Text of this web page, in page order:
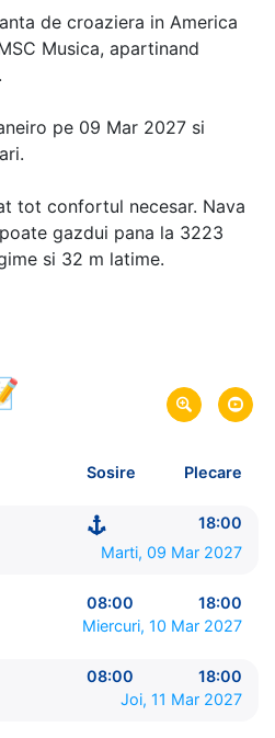
de croaziera in America
Musica, apartinand
pe 09 Mar 2027 si
tot confortul necesar. Nava
gazdui pana la 3223
si 32 m latime.
in
din Rio de Janeiro, Brazilia
Sosire Plecare
18:00
Marti, 09 Mar 2027
08:00
18:00
Miercuri, 10 Mar 2027
08:00
18:00
Joi, 11 Mar 2027